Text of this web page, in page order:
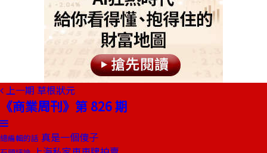
上一期 草根狀元
《商業周刊》第 826 期
總編輯的話 真是一個傻子